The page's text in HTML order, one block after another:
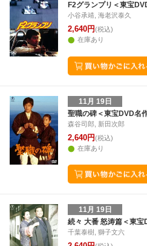
F2グランプリ＜東宝
小谷承靖, 海老沢泰久
2,640円(税込)
在庫あり
11月 19日
聖職の碑＜東宝DVD名
森谷司郎, 新田次郎
2,640円(税込)
在庫あり
11月 19日
続々 大番 怒涛篇＜東宝
千葉泰樹, 獅子文六